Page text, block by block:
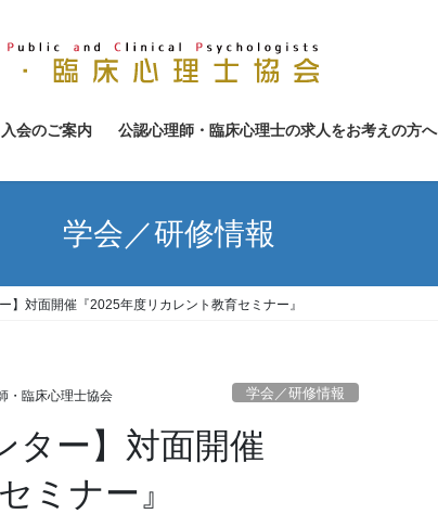
入会のご案内 公認心理師・臨床心理士の求人をお考えの方へ
学会／研修情報
】対面開催『2025年度リカレント教育セミナー』
・臨床心理士協会 学会／研修情報
ター】対面開催
ミナー』